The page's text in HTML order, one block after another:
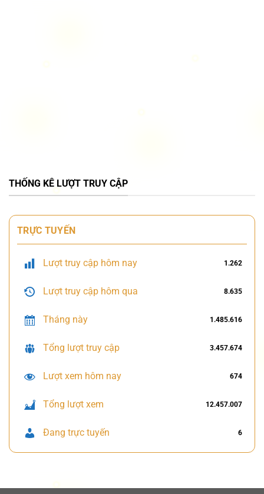
THỐNG KÊ LƯỢT TRUY CẬP
TRỰC TUYẾN
Lượt truy cập hôm nay 1.262
Lượt truy cập hôm qua 8.635
Tháng này 1.485.616
Tổng lượt truy cập 3.457.674
Lượt xem hôm nay 674
Tổng lượt xem 12.457.007
Đang trực tuyến 6